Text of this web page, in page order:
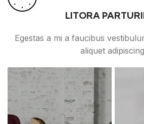
LITORA
Egestas a mi a faucibus
aliquet